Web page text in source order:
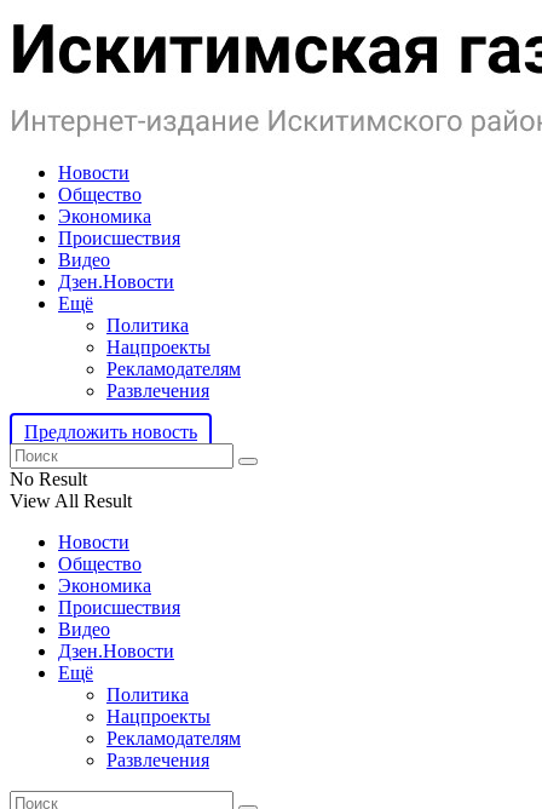
Новости
Общество
Экономика
Происшествия
Видео
Дзен.Новости
Ещё
Политика
Нацпроекты
Рекламодателям
Развлечения
Предложить новость
No Result
View All Result
Новости
Общество
Экономика
Происшествия
Видео
Дзен.Новости
Ещё
Политика
Нацпроекты
Рекламодателям
Развлечения